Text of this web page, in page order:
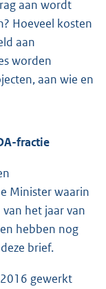
aan wordt
Hoeveel kosten
aan
worden
aan wie en
fractie
Minister waarin
het jaar van
hebben nog
brief.
gewerkt